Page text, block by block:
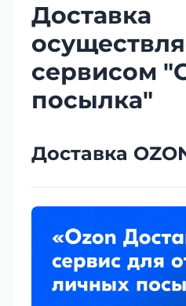
Доставка
сервисом
посылка"
Доставка